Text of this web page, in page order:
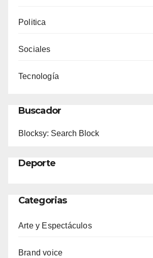
Politica
Sociales
Tecnología
Buscador
Blocksy: Search Block
Deporte
Categorias
Arte y Espectáculos
Brand voice